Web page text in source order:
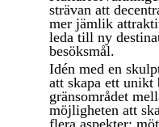
strävan att
mer jämlik
leda till ny
besöksmål.
Idén med en
att skapa ett
gränsområdet
möjligheten att
flera aspekter: